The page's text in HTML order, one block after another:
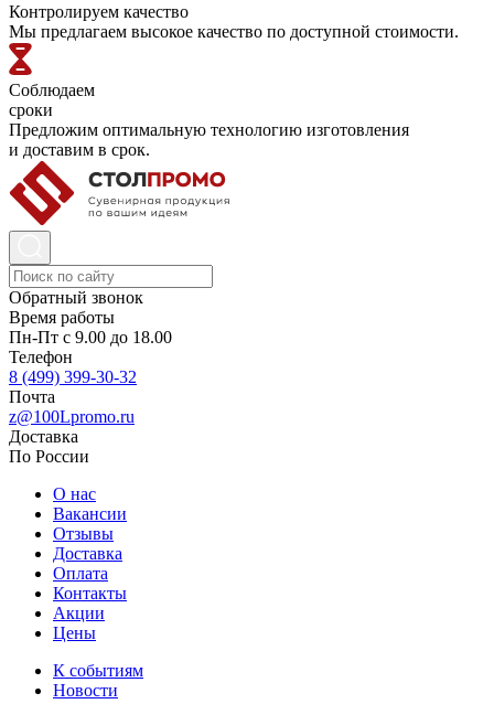
Контролируем качество
Мы предлагаем высокое качество по доступной стоимости.
Соблюдаем
сроки
Предложим оптимальную технологию изготовления
и доставим в срок.
Обратный звонок
Время работы
Пн-Пт с 9.00 до 18.00
Телефон
8 (499) 399-30-32
Почта
z@100Lpromo.ru
Доставка
По России
О нас
Вакансии
Отзывы
Доставка
Оплата
Контакты
Акции
Цены
К событиям
Новости